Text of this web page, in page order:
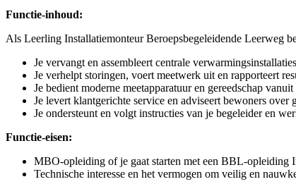
Functie-inhoud:
Als Leerling Installatiemonteur Beroepsbegeleidende Leerweg
Je vervangt en assembleert centrale
Je verhelpt storingen, voert meetwerk uit en rapporteert
Je bedient moderne meetapparatuur en gereedschap
Je levert klantgerichte service en adviseert bewoners
Je ondersteunt en volgt instructies van je begeleider en
Functie-eisen:
MBO-opleiding of je gaat starten met een BBL-opleiding
Technische interesse en het vermogen om veilig en